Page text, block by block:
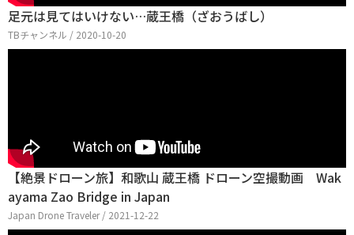
足元は見てはいけない…蔵王橋（ざおうばし）
TBチャンネル / 2020-10-20
【絶景ドローン旅】和歌山 蔵王橋 ドローン空撮動画 Wak
ayama Zao Bridge in Japan
Japan Drone Traveler / 2021-12-22